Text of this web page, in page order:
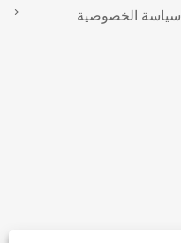
سياسة الخصوصية